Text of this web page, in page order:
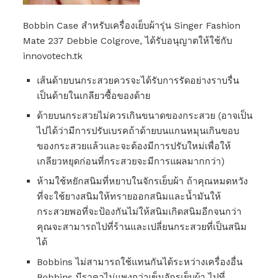
Bobbin Case สำหรับเครื่องเย็บผ้ารุ่น Singer Fashion
Mate 237 Debbie Colgrove, ได้รับอนุญาตให้ใช้กับ
innovotech.tk
เส้นด้ายบนกระสวยควรจะได้รับการรัดอย่างราบรื่น
เป็นด้ายในเกลียวซื้อของด้าย
ด้ายบนกระสวยไม่ควรเกินขนาดของกระสวย (อาจเป็น
ไปได้ว่ามีการปรับเบรคถ้าด้ายบนแกนหมุนเกินขอบ
ของกระสวยแล้วและจะต้องมีการปรับใหม่เพื่อให้
เกลียวหยุดก่อนที่กระสวยจะมีการแผลมากกว่า)
ห้ามใช้หยักสนิมที่หยาบในจักรเย็บผ้า ถ้าคุณหมดหวัง
ที่จะใช้ยางสนิมให้ทรายออกสนิมและน้ำมันให้
กระสวยพอที่จะป้องกันไม่ให้สนิมเกิดสนิมอีกจนกว่า
คุณจะสามารถไปที่ร้านและเปลี่ยนกระสวยที่เป็นสนิม
ได้
Bobbins ไม่สามารถใช้แทนกันได้ระหว่างเครื่องอื่น